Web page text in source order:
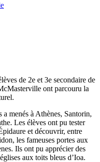
de 2e et 3e secondaire de
ont parcouru la
menés à Athènes, Santorin,
Les élèves ont pu tester
et découvrir, entre
les fameuses portes aux
Ils ont pu apprécier des
aux toits bleus d’Ioa.